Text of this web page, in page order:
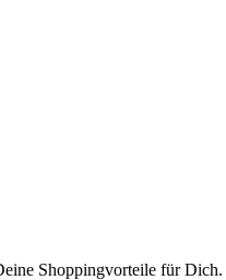
Shoppingvorteile für Dich.